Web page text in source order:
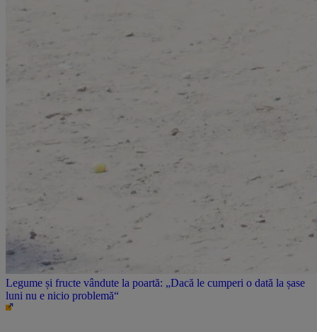
Legume și fructe vândute la poartă: „Dacă le cumperi o dată la șase
luni nu e nicio problemă“